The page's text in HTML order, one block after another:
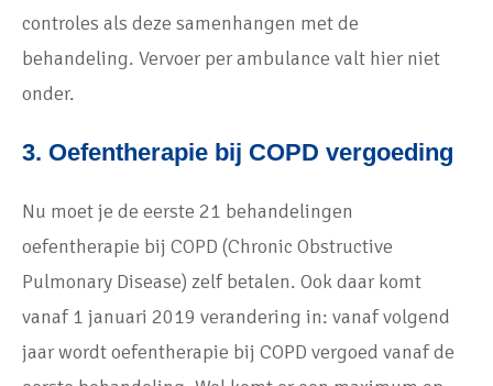
controles als deze samenhangen met de
behandeling. Vervoer per ambulance valt hier niet
onder.
3. Oefentherapie bij COPD vergoeding
Nu moet je de eerste 21 behandelingen
oefentherapie bij COPD (Chronic Obstructive
Pulmonary Disease) zelf betalen. Ook daar komt
vanaf 1 januari 2019 verandering in: vanaf volgend
jaar wordt oefentherapie bij COPD vergoed vanaf de